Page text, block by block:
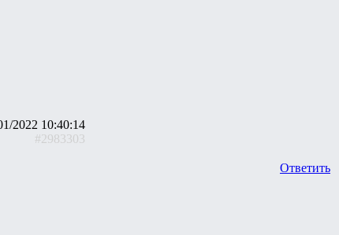
2022 10:40:14
#2983303
Ответить